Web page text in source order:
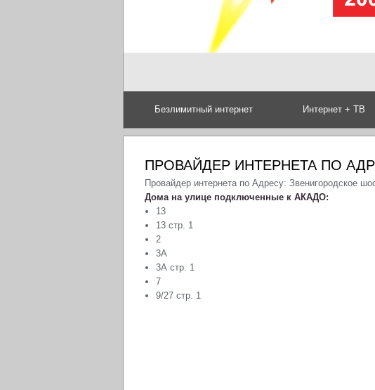
Безлимитный интернет Интернет + ТВ
ПРОВАЙДЕР ИНТЕРНЕТА ПО
Провайдер интернета по Адресу: Звенигородское
Дома на улице подключенные к АКАДО:
13
13 стр. 1
2
3А
3А стр. 1
7
9/27 стр. 1